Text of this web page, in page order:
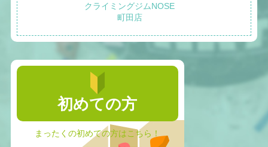
クライミングジムNOSE
町田店
初めての方
まったくの初めての方はこちら！